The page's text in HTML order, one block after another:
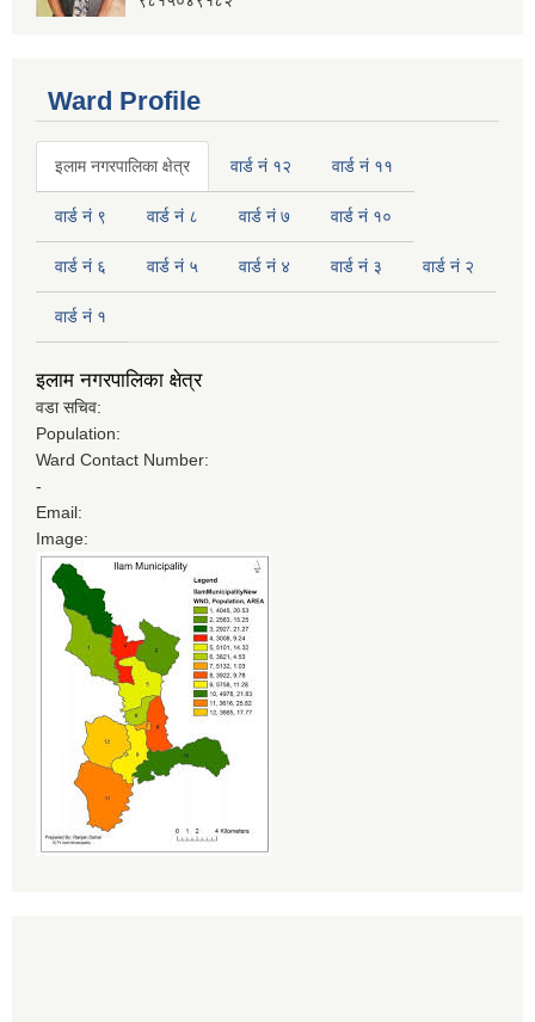
Ward Profile
इलाम नगरपालिका क्षेत्र वार्ड नं १२ वार्ड नं ११
वार्ड नं ९ वार्ड नं ८ वार्ड नं ७ वार्ड नं १०
वार्ड नं ६ वार्ड नं ५ वार्ड नं ४ वार्ड नं ३ वार्ड नं २
वार्ड नं १
इलाम नगरपालिका क्षेत्र
वडा सचिव:
Population:
Ward Contact Number:
-
Email:
Image: